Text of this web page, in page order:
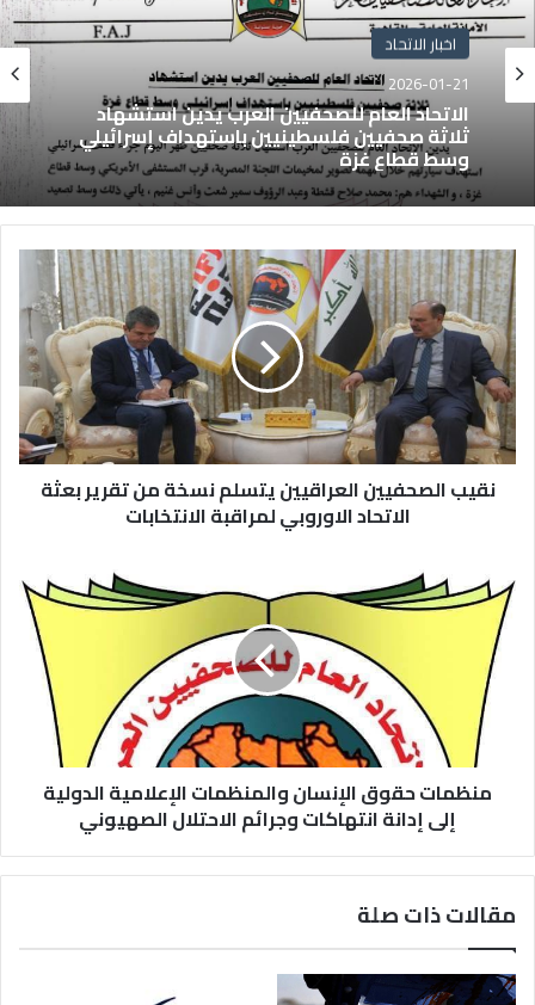
اخبار الاتحاد
2026-01-21
الاتحاد العام للصحفيين العرب يدين استشهاد
ثلاثة صحفيين فلسطينيين باستهداف إسرائيلي
وسط قطاع غزة
نقيب الصحفيين العراقيين يتسلم نسخة من تقرير بعثة
الاتحاد الاوروبي لمراقبة الانتخابات
منظمات حقوق الإنسان والمنظمات الإعلامية الدولية
إلى إدانة انتهاكات وجرائم الاحتلال الصهيوني
مقالات ذات صلة